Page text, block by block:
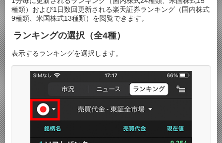
種類）および1日数回更新される楽天証券ランキング（国内株式
9種類、米国株式13種類）を閲覧できます。
ランキングの選択（全4種）
表示するランキングを選択します。